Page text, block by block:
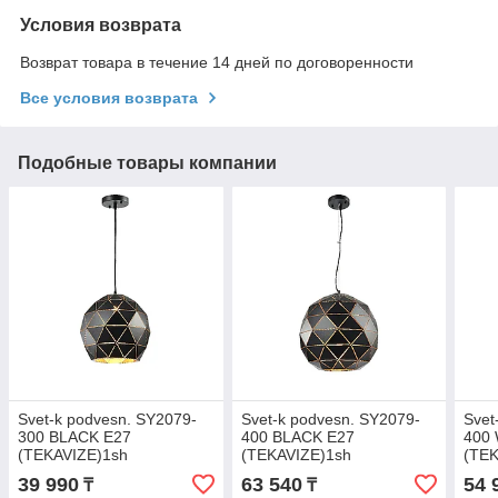
Условия возврата
Возврат товара в течение 14 дней по договоренности
Все условия возврата
Подобные товары компании
Svet-k podvesn. SY2079-
300 BLACK E27
(TEKAVIZE)1sh
39 990 ₸
Svet-k podvesn. SY2079-
400 BLACK E27
(TEKAVIZE)1sh
63 540₸
400
54